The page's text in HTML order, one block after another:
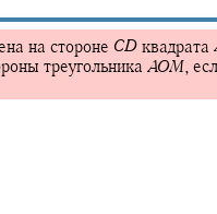
на стороне CD квадрата
треугольника AOM,